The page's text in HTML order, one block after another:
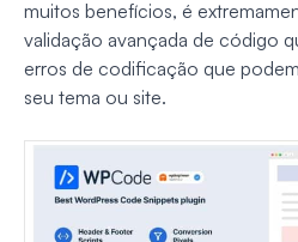
muitos benefícios, é
validação avançada de código
erros de codificação que
seu tema ou site.